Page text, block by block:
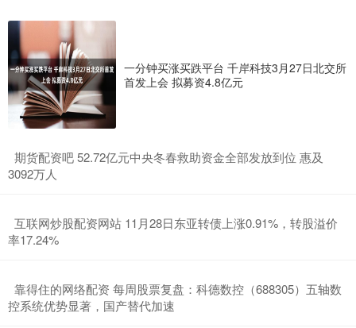
一分钟买涨买跌平台 千岸科技3月27日北交所
首发上会 拟募资4.8亿元
​期货配资吧 52.72亿元中央冬春救助资金全部发放到位 惠及
3092万人
​互联网炒股配资网站 11月28日东亚转债上涨0.91%，转股溢价
率17.24%
​靠得住的网络配资 每周股票复盘：科德数控（688305）五轴数
控系统优势显著，国产替代加速